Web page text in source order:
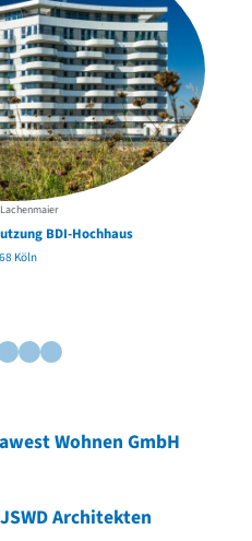
BDI-Hochhaus
Köln
Wohnen GmbH
JSWD Architekten